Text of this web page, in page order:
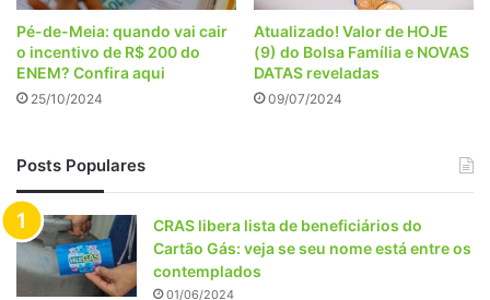
Pé-de-Meia: quando vai cair
o incentivo de R$ 200 do
ENEM? Confira aqui
25/10/2024
Atualizado! Valor de HOJE
(9) do Bolsa Família e NOVAS
DATAS reveladas
09/07/2024
Posts Populares
CRAS libera lista de beneficiários do
Cartão Gás: veja se seu nome está entre os
contemplados
01/06/2024